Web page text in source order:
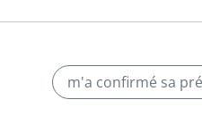
m'a confirmé sa